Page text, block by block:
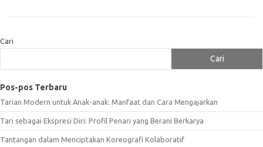
Cari
Cari
Pos-pos Terbaru
Tarian Modern untuk Anak-anak: Manfaat dan Cara Mengajarkan
Tari sebagai Ekspresi Diri: Profil Penari yang Berani Berkarya
Tantangan dalam Menciptakan Koreografi Kolaboratif